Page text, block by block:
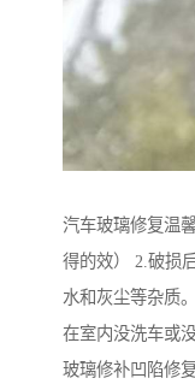
汽车玻璃修复温
得的效） 2.破损
水和灰尘等杂质
在室内没洗车或
玻璃修补凹陷修